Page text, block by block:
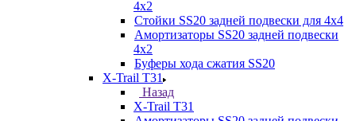
4x2
Стойки SS20 задней подвески для 4х4
Амортизаторы SS20 задней подвески
4х2
Буферы хода сжатия SS20
X-Trail T31
Назад
X-Trail T31